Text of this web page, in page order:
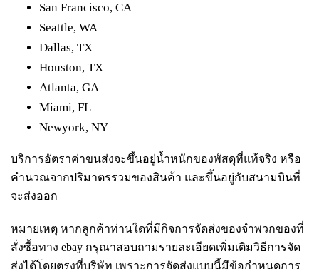
San Francisco, CA
Seattle, WA
Dallas, TX
Houston, TX
Atlanta, GA
Miami, FL
Newyork, NY
บริการอัตราค่าขนส่งจะขึ้นอยู่น้ำหนักของพัสดุที่แท้จริง หรือ
คำนวณจากปริมาตรรวมของสินค้า และขึ้นอยู่กับสนามบินที่
จะส่งออก
หมายเหตุ หากลูกค้าท่านใดที่มีกิจการจัดส่งของจำพวกของที่
สั่งซื้อทาง ebay กรุณาสอบถามรายละเอียดเพิ่มเติมวิธีการจัด
ส่งได้โดยตรงที่บริษัท เพราะการจัดส่งแบบนี้มีข้อกำหนดการ